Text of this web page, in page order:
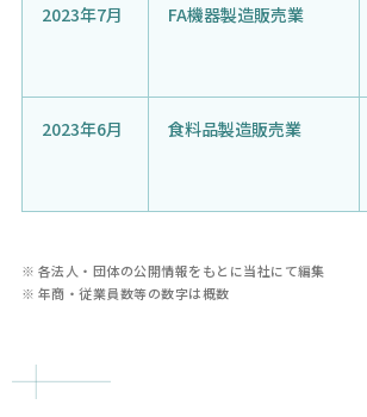
2023年7月 FA機器製造販売業
2023年6月 食料品製造販売業
※ 各法人・団体の公開情報をもとに当社にて編集
※ 年商・従業員数等の数字は概数